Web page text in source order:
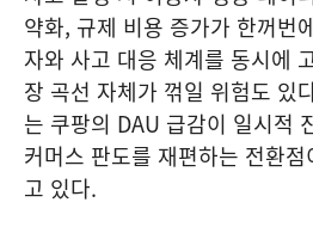
약화, 규제 비용 증가가 한꺼번
자와 사고 대응 체계를 동시에
장 곡선 자체가 꺾일 위험도 있
는 쿠팡의 DAU 급감이 일시적
커머스 판도를 재편하는 전환
고 있다.